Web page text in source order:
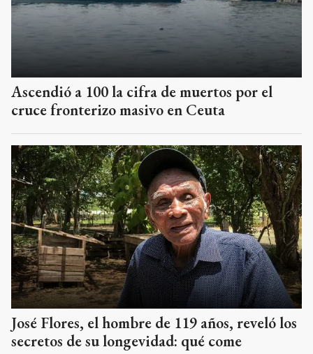
Ascendió a 100 la cifra de muertos por el
cruce fronterizo masivo en Ceuta
José Flores, el hombre de 119 años, reveló los
secretos de su longevidad: qué come